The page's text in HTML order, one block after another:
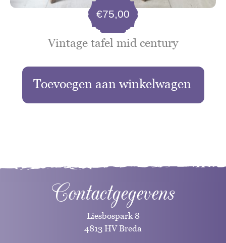
Vintage tafel mid century
€75,00
Toevoegen aan winkelwagen
Contactgegevens
Liesbospark 8
4813 HV Breda